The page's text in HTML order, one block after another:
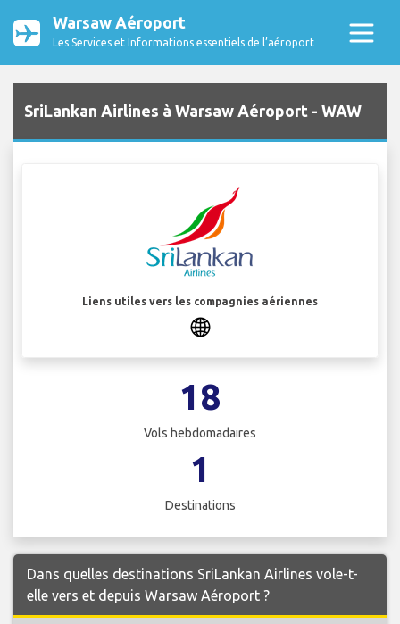
Warsaw Aéroport
Les Services et Informations essentiels de l’aéroport
SriLankan Airlines à Warsaw Aéroport - WAW
Liens utiles vers les compagnies aériennes
18
Vols hebdomadaires
1
Destinations
Dans quelles destinations SriLankan Airlines vole-t-
elle vers et depuis Warsaw Aéroport ?